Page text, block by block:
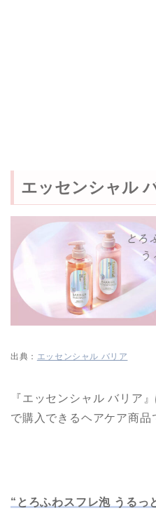
エッセンシャル
出典： エッセンシャル バリア
『エッセンシャル バリア
で購入できるヘアケア商品
“とろふわスフレ泡 うるっ